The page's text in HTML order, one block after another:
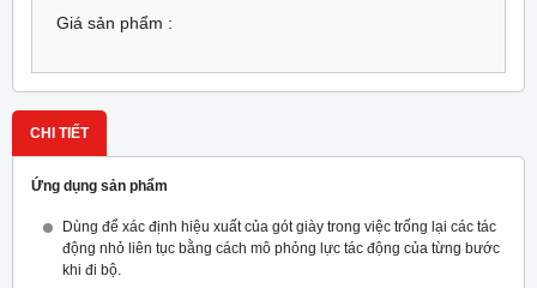
Giá sản phẩm :
CHI TIẾT
Ứng dụng sản phẩm
Dùng để xác định hiệu xuất của gót giày trong việc trống lại các tác
động nhỏ liên tục bằng cách mô phỏng lực tác động của từng bước
khi đi bộ.